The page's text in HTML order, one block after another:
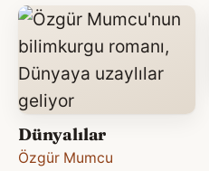
Dünyalılar
Özgür Mumcu